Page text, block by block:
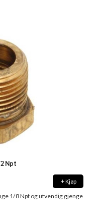
Npt
Kjøp
1/8 Npt og utvendig gjenge